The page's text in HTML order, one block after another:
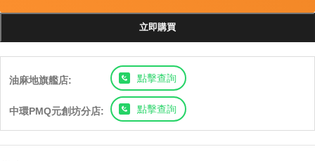
立即購買
油麻地旗艦店: 點擊查詢
中環PMQ元創坊分店: 點擊查詢